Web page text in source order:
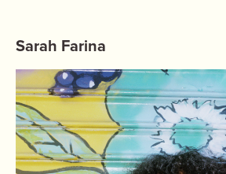
Sarah Farina